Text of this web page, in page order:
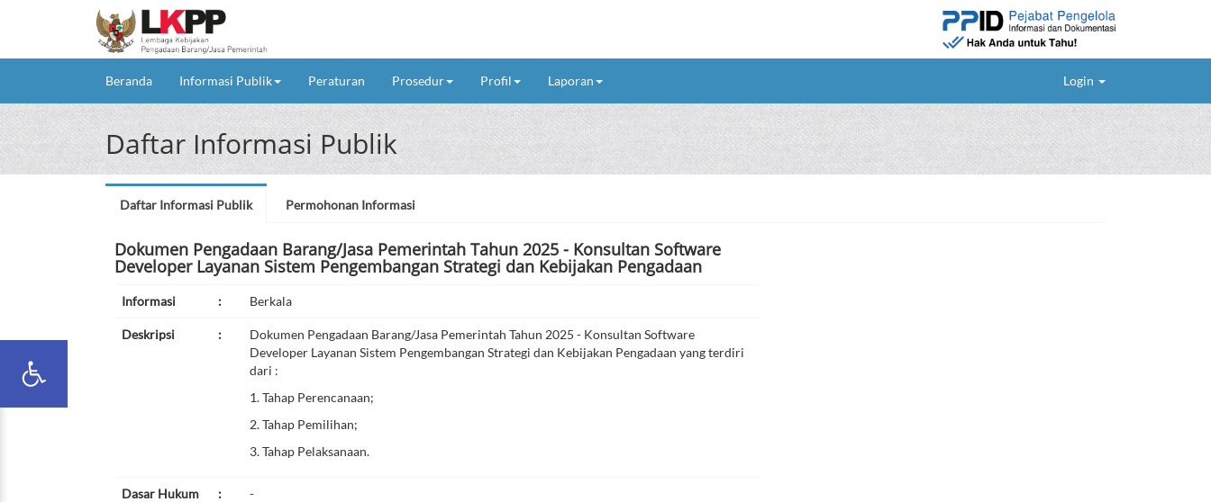
Beranda(current)Informasi Publik Peraturan Prosedur Profil Laporan Login
Daftar Informasi Publik
Daftar Informasi Publik Permohonan Informasi
Dokumen Pengadaan Barang/Jasa Pemerintah Tahun 2025 - Konsultan Software
Developer Layanan Sistem Pengembangan Strategi dan Kebijakan Pengadaan
Informasi : Berkala
Deskripsi :
Dokumen Pengadaan Barang/Jasa Pemerintah Tahun 2025 - Konsultan Software
Developer Layanan Sistem Pengembangan Strategi dan Kebijakan Pengadaan yang terdiri
dari :
1. Tahap Perencanaan;
2. Tahap Pemilihan;
3. Tahap Pelaksanaan.
Dasar Hukum : -